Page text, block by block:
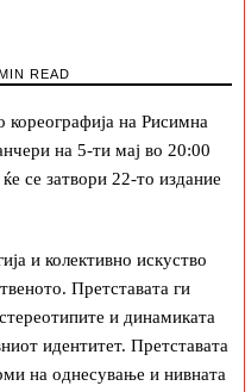
READ
на Рисимна
на 5-ти мај во 20:00
се затвори 22-то издание
и колективно искуство
Претставата ги
и динамиката
идентитет. Претставата
на однесување и нивната